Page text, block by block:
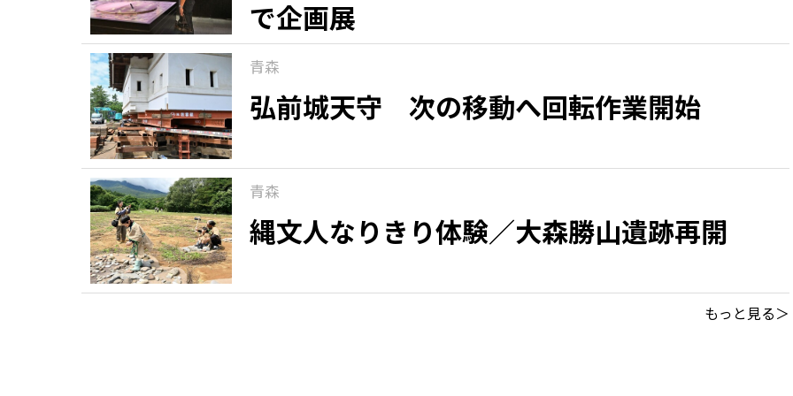
で企画展
青森
弘前城天守 次の移動へ回転作業開始
青森
縄文人なりきり体験／大森勝山遺跡再開
もっと見る＞